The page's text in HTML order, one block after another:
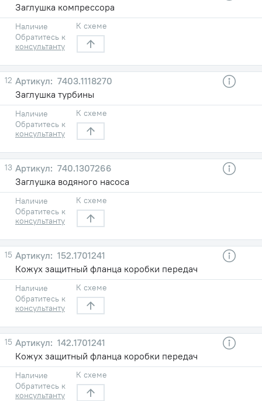
Заглушка компрессора
Наличие
Обратитесь к
консультанту
К схеме
12
7403.1118270
Заглушка турбины
Наличие
Обратитесь к
консультанту
К схеме
13
740.1307266
Заглушка водяного насоса
Наличие
Обратитесь к
консультанту
К схеме
15
152.1701241
Кожух защитный фланца коробки передач
Наличие
Обратитесь к
консультанту
К схеме
15
142.1701241
Кожух защитный фланца коробки передач
Наличие
Обратитесь к
консультанту
К схеме